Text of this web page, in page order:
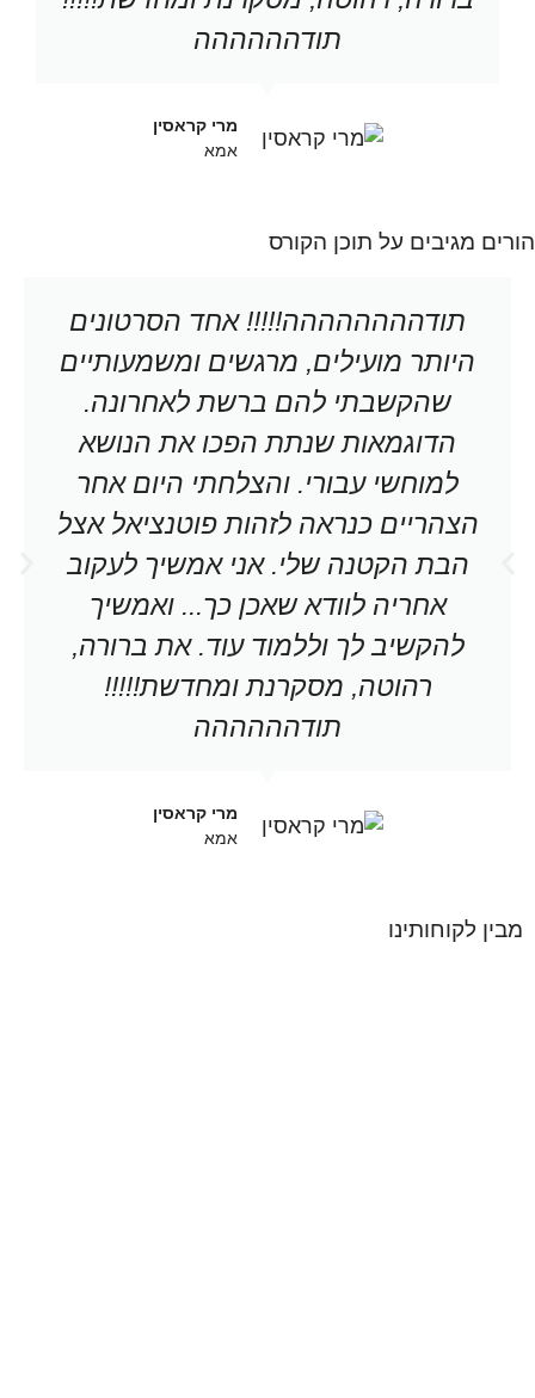
תודהההההה
מרי קראסין
אמא
הורים מגיבים על תוכן הקורס
תודהההההההה!!!!! אחד הסרטונים
היותר מועילים, מרגשים ומשמעותיים
שהקשבתי להם ברשת לאחרונה.
הדוגמאות שנתת הפכו את הנושא
למוחשי עבורי. והצלחתי היום אחר
הצהריים כנראה לזהות פוטנציאל אצל
הבת הקטנה שלי. אני אמשיך לעקוב
אחריה לוודא שאכן כך... ואמשיך
להקשיב לך וללמוד עוד. את ברורה,
רהוטה, מסקרנת ומחדשת!!!!!
תודהההההה
מרי קראסין
אמא
מבין לקוחותינו